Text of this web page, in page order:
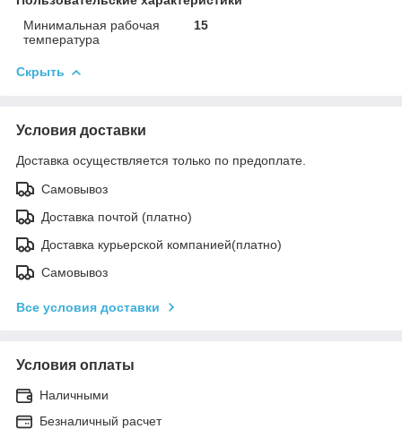
Минимальная рабочая
температура
15
Скрыть
Условия доставки
Доставка осуществляется только по предоплате.
Самовывоз
Доставка почтой (платно)
Доставка курьерской компанией(платно)
Самовывоз
Все условия доставки
Условия оплаты
Наличными
Безналичный расчет